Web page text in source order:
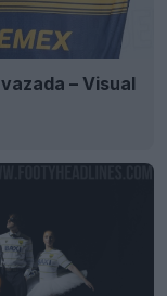
– Visual